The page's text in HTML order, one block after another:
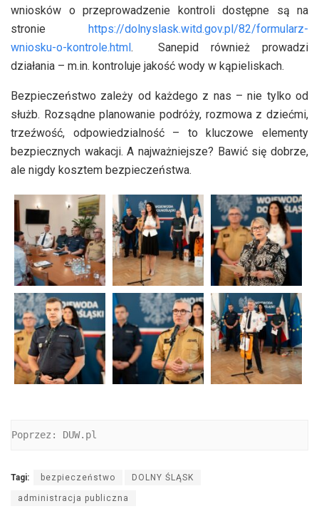
wniosków o przeprowadzenie kontroli dostępne są na
stronie
https://dolnyslask.witd.gov.pl/82/formularz-
wniosku-o-kontrole.html . Sanepid również prowadzi
działania – m.in. kontroluje jakość wody w kąpieliskach.
Bezpieczeństwo zależy od każdego z nas – nie tylko od
służb. Rozsądne planowanie podróży, rozmowa z dziećmi,
trzeźwość, odpowiedzialność – to kluczowe elementy
bezpiecznych wakacji. A najważniejsze? Bawić się dobrze,
ale nigdy kosztem bezpieczeństwa.
Poprzez: DUW.pl
Tagi: bezpieczeństwo DOLNY ŚLĄSK
administracja publiczna